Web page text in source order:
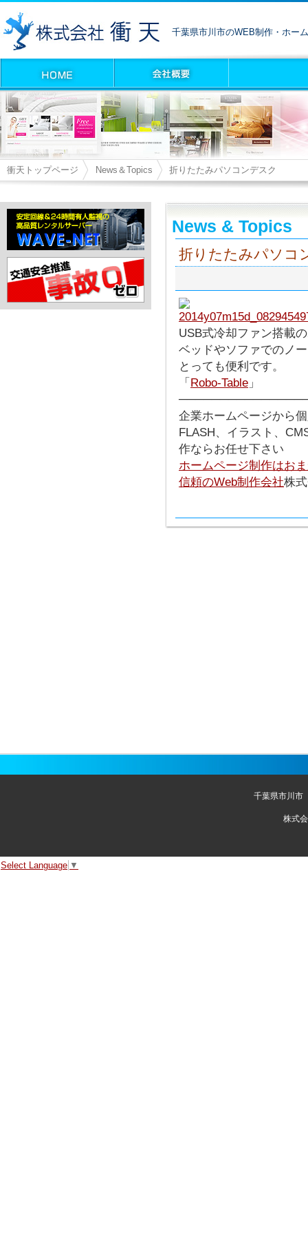
千葉県市川市のWEB制作・ホー
衝天トップページ News＆Topics 折りたたみパソコンデスク
News & Topics
折りたたみパソコ
USB式冷却ファン搭載
ベッドやソファでのノ
とっても便利です。
「 Robo-Table 」
企業ホームページから
FLASH、イラスト、
作ならお任せ下さい
ホームページ制作はお
信頼のWeb制作会社株
千葉県市川市
株式
Select Language ▼